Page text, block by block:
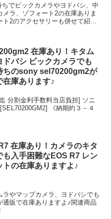
でビックカメラやヨドバシ、中
ラ、ゾフォート2の在庫ありま
2のアクセサリーも併せて紹介
在庫あり！キタム
ドバシ ビックカメラでも
ちのsony sel70200gm2が
在庫あります♪
分割金利手数料当店負担] ソニ
《納期約３－４
在庫あり！カメラのキタ
も入手困難なEOS R7 レン
トの在庫ありますよ♪
やマップカメラ、ヨドバシでも
販で在庫ありますよ♪関連商品